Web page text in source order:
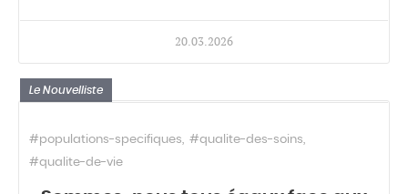
20.03.2026
Le Nouvelliste
#populations-specifiques
#qualite-des-soins
#qualite-de-vie